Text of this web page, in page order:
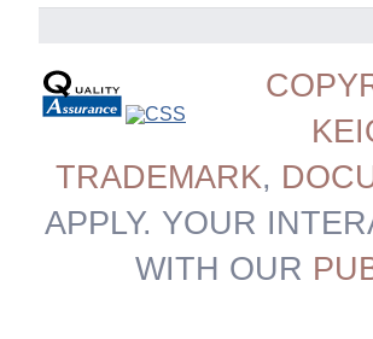
TRADEMARK,
APPLY. YOUR
WITH OUR